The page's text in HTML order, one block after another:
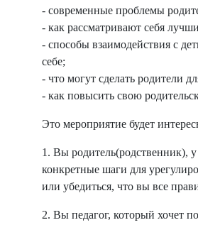
- современные проблемы
- как рассматривают себя
- способы взаимодействия с
себе;
- что могут сделать родители
- как повысить свою
Это мероприятие будет
1. Вы родитель(родственник),
конкретные шаги для
или убедиться, что вы все
2. Вы педагог, который хочет